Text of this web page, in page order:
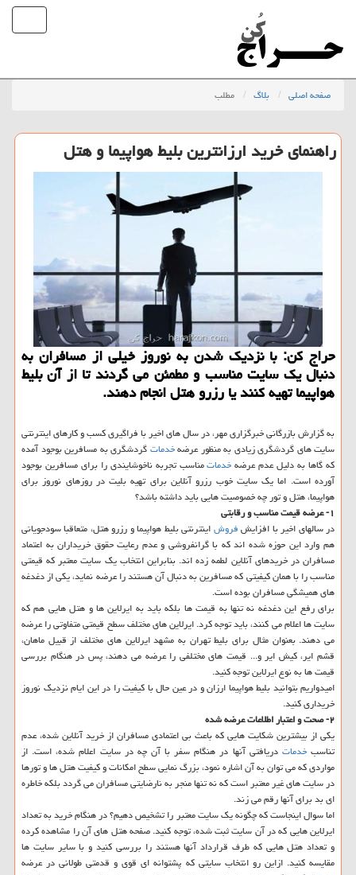
صفحه اصلی بلاگ مطلب
راهنمای خرید ارزانترین بلیط هواپیما و هتل
حراج كن: با نزدیك شدن به نوروز خیلی از مسافران به
دنبال یك سایت مناسب و مطمئن می گردند تا از آن بلیط
هواپیما تهیه كنند یا رزرو هتل انجام دهند.
به گزارش بازرگانی خبرگزاری مهر، در سال های اخیر با فراگیری كسب و كارهای اینترنتی
سایت های گردشگری زیادی به منظور عرضهخدماتگردشگری به مسافرین بوجود آمده
كه گاها به دلیل عدم عرضهخدماتمناسب تجربه ناخوشایندی را برای مسافرین بوجود
آورده است. اما یك سایت خوب رزرو آنلاین برای تهیه بلیت در روزهای نوروز برای
هواپیما، هتل و تور چه خصوصیت هایی باید داشته باشد؟
۱- عرضه قیمت مناسب و رقابتی
در سالهای اخیر با افزایشفروشاینترنتی بلیط هواپیما و رزرو هتل، متعاقبا سودجویانی
هم وارد این حوزه شده اند كه با گرانفروشی و عدم رعایت حقوق خریداران به اعتماد
مسافران در خریدهای آنلاین لطمه زده اند. بنابراین انتخاب یك سایت معتبر كه قیمتی
مناسب را با همان كیفیتی كه مسافرین به دنبال آن هستند را عرضه نماید، یكی از دغدغه
های همیشگی مسافران بوده است.
برای رفع این دغدغه نه تنها به قیمت ها بلكه باید به ایرلاین ها و هتل هایی هم كه
سایت ها اعلام می كنند، باید توجه كرد. ایرلاین های مختلف سطح قیمتی متفاوتی را عرضه
می دهند. بعنوان مثال برای بلیط تهران به مشهد ایرلاین های مختلف از قبیل ماهان،
قشم ایر، كیش ایر و... قیمت های مختلفی را عرضه می دهند، پس در هنگام بررسی
قیمت ها به نوع ایرلاین توجه كنید.
امیدواریم بتوانید بلیط هواپیما ارزان و در عین حال با كیفیت را در این ایام نزدیك نوروز
خریداری كنید.
۲- صحت و اعتبار اطلاعات عرضه شده
یكی از بیشترین شكایت هایی كه باعث بی اعتمادی مسافران از خرید آنلاین شده، عدم
تناسبخدمات دریافتی آنها در هنگام سفر با آن چه در سایت اعلام شده، است. از
مواردی كه می توان به آن اشاره نمود، بزرگ نمایی سطح امكانات و كیفیت هتل ها و تورها
در سایت های غیر معتبر است كه نه تنها منجر به نارضایتی مسافران می گردد بلكه خاطره
ای بد برای آنها رقم می زند.
اما سوال اینجاست كه چگونه یك سایت معتبر را تشخیص دهیم؟ در هنگام خرید به تعداد
ایرلاین هایی كه در آن سایت ثبت شده، توجه كنید. صفحه هتل های آن را مشاهده كرده
و تعداد هتل هایی كه طرف قرارداد آنها هستند را بررسی كنید و با سایر سایت ها
مقایسه كنید. ازاین رو انتخاب سایتی كه پشتوانه ای قوی و قدمتی طولانی در عرضه